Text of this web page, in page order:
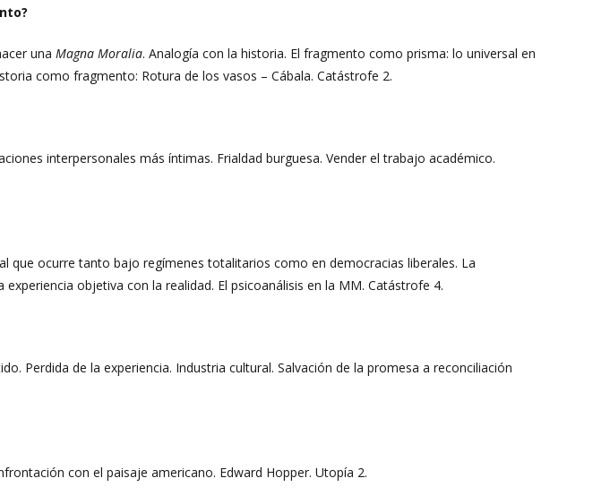
unaMagna Moralia. Analogía con la historia. El fragmento como prisma: lo universal en
como fragmento: Rotura de los vasos – Cábala. Catástrofe 2.
interpersonales más íntimas. Frialdad burguesa. Vender el trabajo académico.
que ocurre tanto bajo regímenes totalitarios como en democracias liberales. La
objetiva con la realidad. El psicoanálisis en la MM. Catástrofe 4.
Perdida de la experiencia. Industria cultural. Salvación de la promesa a reconciliación
con el paisaje americano. Edward Hopper. Utopía 2.